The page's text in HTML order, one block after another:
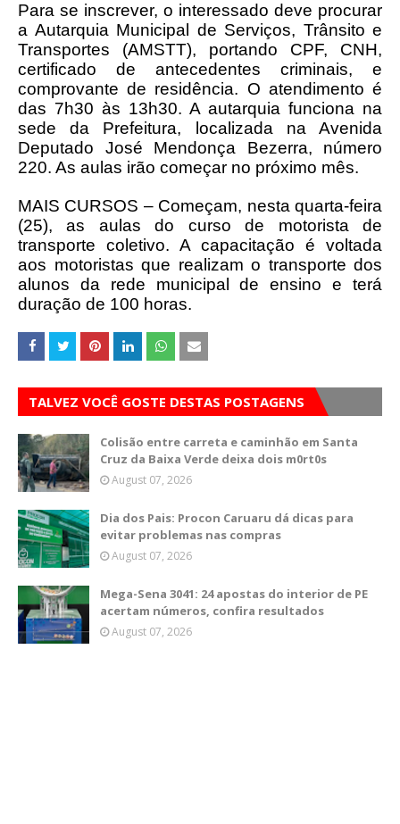
Para se inscrever, o interessado deve procurar
a Autarquia Municipal de Serviços, Trânsito e
Transportes (AMSTT), portando CPF, CNH,
certificado de antecedentes criminais, e
comprovante de residência. O atendimento é
das 7h30 às 13h30. A autarquia funciona na
sede da Prefeitura, localizada na Avenida
Deputado José Mendonça Bezerra, número
220. As aulas irão começar no próximo mês.
MAIS CURSOS – Começam, nesta quarta-feira
(25), as aulas do curso de motorista de
transporte coletivo. A capacitação é voltada
aos motoristas que realizam o transporte dos
alunos da rede municipal de ensino e terá
duração de 100 horas.
TALVEZ VOCÊ GOSTE DESTAS POSTAGENS
Colisão entre carreta e caminhão em Santa
Cruz da Baixa Verde deixa dois m0rt0s
August 07, 2026
Dia dos Pais: Procon Caruaru dá dicas para
evitar problemas nas compras
August 07, 2026
Mega-Sena 3041: 24 apostas do interior de PE
acertam números, confira resultados
August 07, 2026